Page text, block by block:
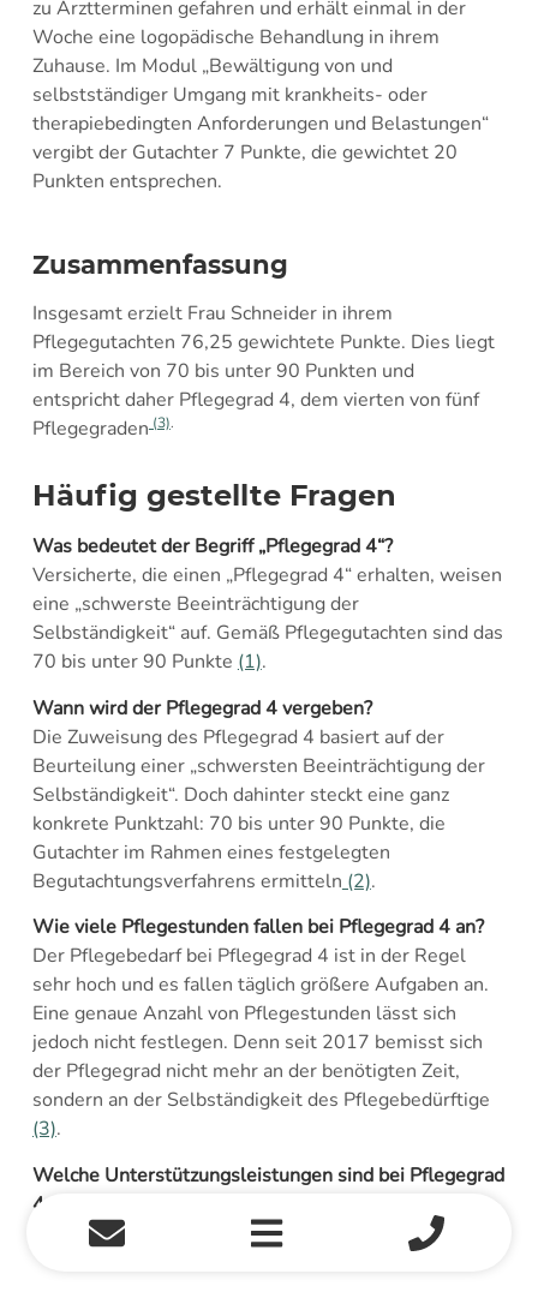
zu Arztterminen gefahren und erhält einmal in der
Woche eine logopädische Behandlung in ihrem
Zuhause. Im Modul „Bewältigung von und
selbstständiger Umgang mit krankheits- oder
therapiebedingten Anforderungen und Belastungen“
vergibt der Gutachter 7 Punkte, die gewichtet 20
Punkten entsprechen.
Zusammenfassung
Insgesamt erzielt Frau Schneider in ihrem
Pflegegutachten 76,25 gewichtete Punkte. Dies liegt
im Bereich von 70 bis unter 90 Punkten und
entspricht daher Pflegegrad 4, dem vierten von fünf
Pflegegraden (3).
Häufig gestellte Fragen
Was bedeutet der Begriff „Pflegegrad 4“?
Versicherte, die einen „Pflegegrad 4“ erhalten, weisen
eine „schwerste Beeinträchtigung der
Selbständigkeit“ auf. Gemäß Pflegegutachten sind das
70 bis unter 90 Punkte (1).
Wann wird der Pflegegrad 4 vergeben?
Die Zuweisung des Pflegegrad 4 basiert auf der
Beurteilung einer „schwersten Beeinträchtigung der
Selbständigkeit“. Doch dahinter steckt eine ganz
konkrete Punktzahl: 70 bis unter 90 Punkte, die
Gutachter im Rahmen eines festgelegten
Begutachtungsverfahrens ermitteln (2).
Wie viele Pflegestunden fallen bei Pflegegrad 4 an?
Der Pflegebedarf bei Pflegegrad 4 ist in der Regel
sehr hoch und es fallen täglich größere Aufgaben an.
Eine genaue Anzahl von Pflegestunden lässt sich
jedoch nicht festlegen. Denn seit 2017 bemisst sich
der Pflegegrad nicht mehr an der benötigten Zeit,
sondern an der Selbständigkeit des Pflegebedürftige
(3).
Welche Unterstützungsleistungen sind bei Pflegegrad
4 möglich?
Sie können bei Pflegegrad 4 auf verschiedene